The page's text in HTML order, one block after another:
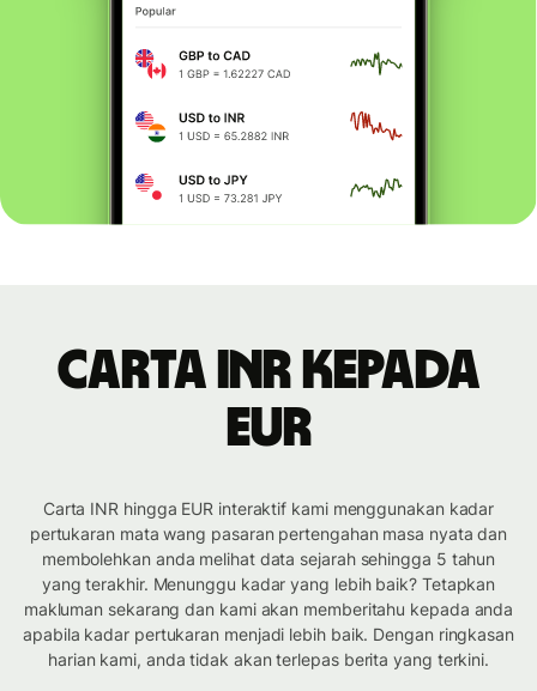
Carta INR kepada
EUR
Carta INR hingga EUR interaktif kami menggunakan kadar
pertukaran mata wang pasaran pertengahan masa nyata dan
membolehkan anda melihat data sejarah sehingga 5 tahun
yang terakhir. Menunggu kadar yang lebih baik? Tetapkan
makluman sekarang dan kami akan memberitahu kepada anda
apabila kadar pertukaran menjadi lebih baik. Dengan ringkasan
harian kami, anda tidak akan terlepas berita yang terkini.